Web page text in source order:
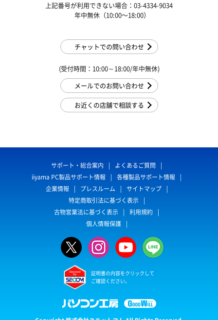
上記番号が利用できない場合：03-4334-9034
年中無休（10:00〜18:00）
チャットでの問い合わせ
(受付時間：10:00～18:00/年中無休)
メールでのお問い合わせ
お近くの店舗で相談する
サポート・総合案内
よくあるご質問
iiyama PC製品サポート情報
各種製品サポート情報
企業情報
プレスルーム
サイトマップ
特定商取引法に基づく表示
古物営業法に基づく表示
利用規約
個人情報保護
証明書の内容をクリックして
ご確認ください。